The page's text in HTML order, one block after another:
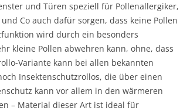
und Türen speziell für Pollenallergiker,
Co auch dafür sorgen, dass keine Pollen
wird durch ein besonders
kleine Pollen abwehren kann, ohne, dass
Variante kann bei allen bekannten
Insektenschutzrollos, die über einen
kann vor allem in den wärmeren
– Material dieser Art ist ideal für